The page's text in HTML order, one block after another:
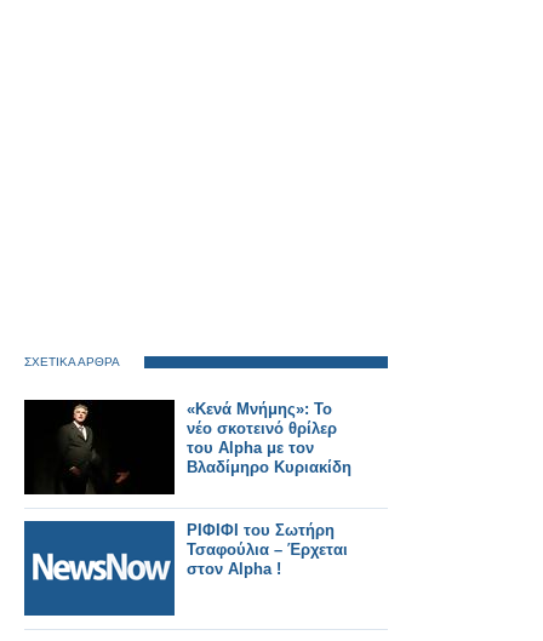
ΣΧΕΤΙΚΑ ΑΡΘΡΑ
«Κενά Μνήμης»: Το
νέο σκοτεινό θρίλερ
του Alpha με τον
Βλαδίμηρο Κυριακίδη
ΡΙΦΙΦΙ του Σωτήρη
Τσαφούλια – Έρχεται
στον Alpha !